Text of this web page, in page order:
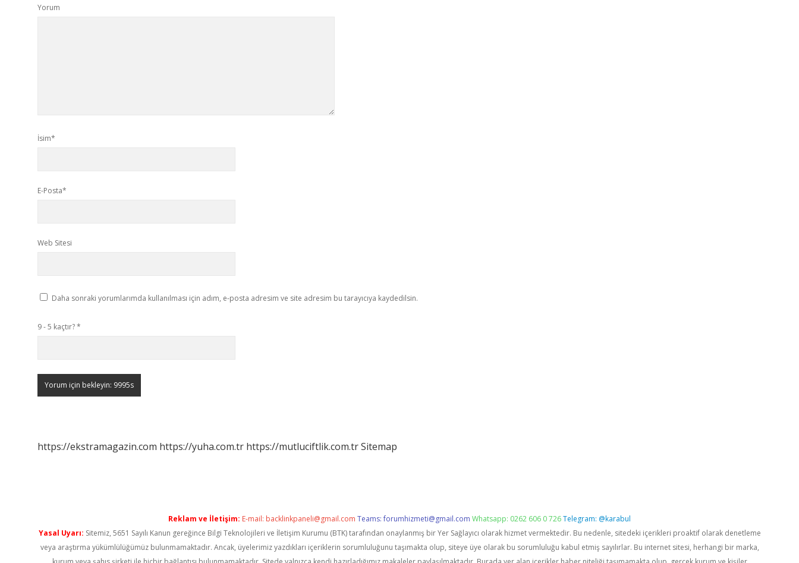
Yorum
İsim*
E-Posta*
Web Sitesi
Daha sonraki yorumlarımda kullanılması için adım, e-posta adresim ve site adresim bu tarayıcıya kaydedilsin.
9 - 5 kaçtır?*
https://ekstramagazin.com https://yuha.com.tr https://mutluciftlik.com.trSitemap
Reklam ve İletişim: E-mail: backlinkpaneli@gmail.com Teams:forumhizmeti@gmail.com Whatsapp: 0262 606 0 726Telegram: @karabul
Yasal Uyarı: Sitemiz, 5651 Sayılı Kanun gereğince Bilgi Teknolojileri ve İletişim Kurumu (BTK) tarafından onaylanmış bir Yer Sağlayıcı olarak hizmet vermektedir. Bu nedenle, sitedeki içerikleri proaktif olarak denetleme
veya araştırma yükümlülüğümüz bulunmamaktadır. Ancak, üyelerimiz yazdıkları içeriklerin sorumluluğunu taşımakta olup, siteye üye olarak bu sorumluluğu kabul etmiş sayılırlar. Bu internet sitesi, herhangi bir marka,